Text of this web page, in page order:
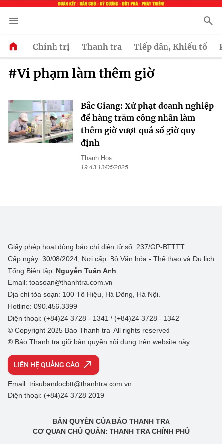
Chính trị Thanh tra Tiếp dân, Khiếu tố
#Vi phạm làm thêm giờ
Bắc Giang: Xử phạt doanh nghiệp
để hàng trăm công nhân làm
thêm giờ vượt quá số giờ quy
định
Thanh Hoa
19:43 13/05/2025
Giấy phép hoạt động báo chí điện tử số: 237/GP-BTTTT
Cấp ngày: 30/08/2024; Nơi cấp: Bộ Văn hóa - Thể thao và Du lịch
Tổng Biên tập: Nguyễn Tuấn Anh
Email: toasoan@thanhtra.com.vn
Địa chỉ tòa soạn: 100 Tô Hiệu, Hà Đông, Hà Nội.
Hotline: 090.456.3399
Điện thoại: (+84)24 3728 - 1341 / (+84)24 3728 - 1342
© Copyright 2025 Báo Thanh tra, All rights reserved
® Báo Thanh tra giữ bản quyền nội dung trên website này
LIÊN HỆ QUẢNG CÁO
Email: trisubandocbtt@thanhtra.com.vn
Điện thoại: (+84)24 3728 2019
BẢN QUYỀN CỦA BÁO THANH TRA
CƠ QUAN CHỦ QUẢN: THANH TRA CHÍNH PHỦ